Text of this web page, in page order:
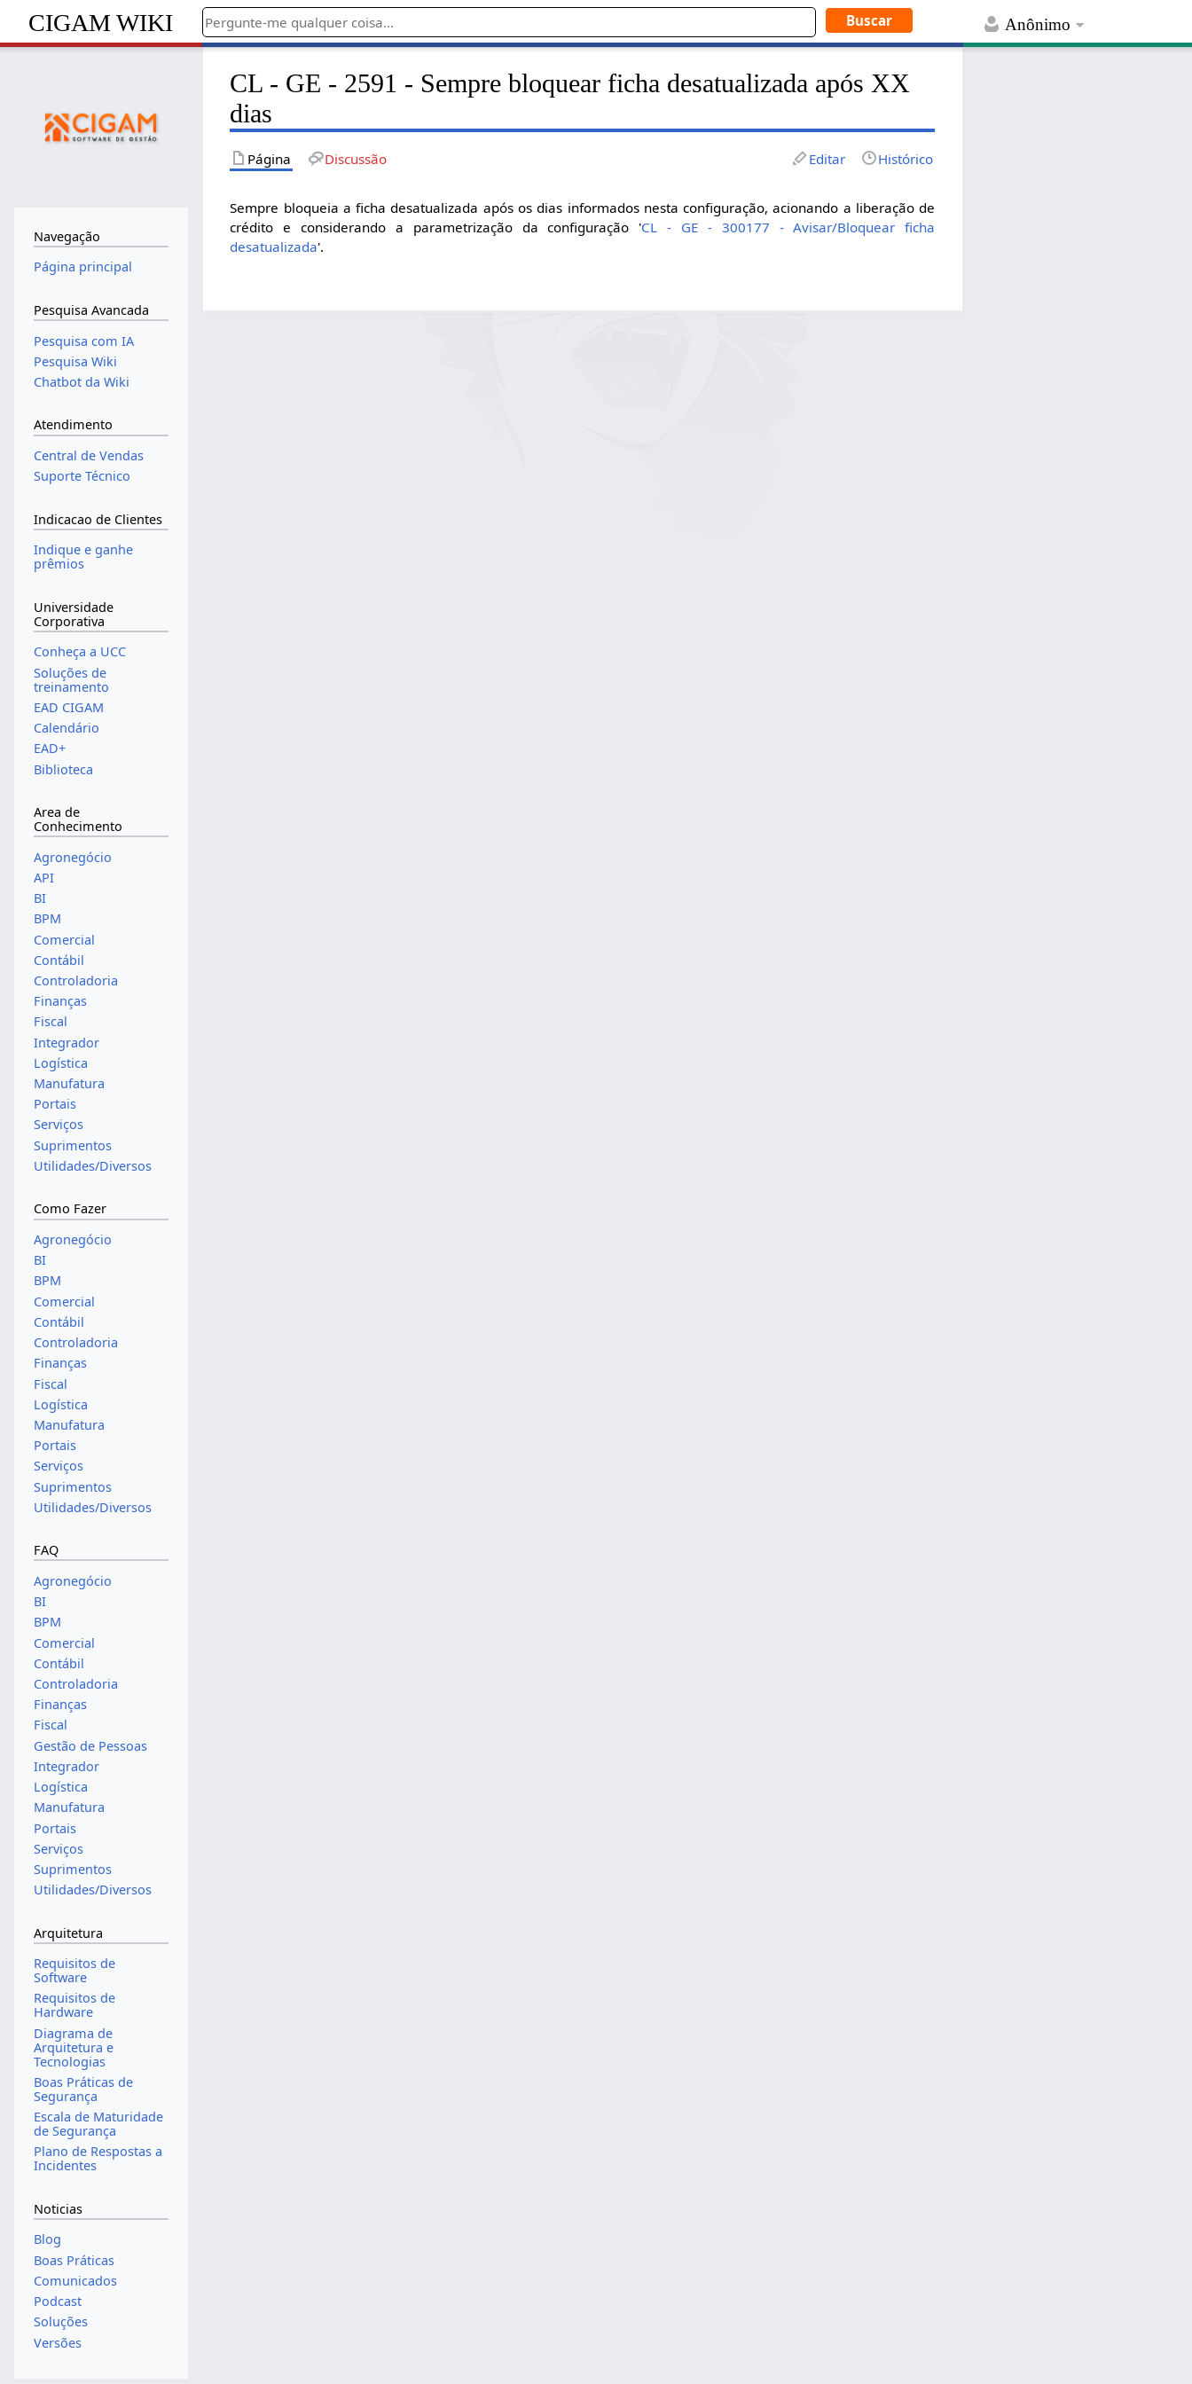
Anônimo
CIGAM WIKI
CL - GE - 2591 - Sempre bloquear ficha desatualizada após XX
dias
Página Discussão Editar Histórico
Sempre bloqueia a ficha desatualizada após os dias informados nesta configuração, acionando a liberação de
crédito e considerando a parametrização da configuração 'CL - GE - 300177 - Avisar/Bloquear ficha
desatualizada'.
Navegação
Página principal
Pesquisa Avancada
Pesquisa com IA
Pesquisa Wiki
Chatbot da Wiki
Atendimento
Central de Vendas
Suporte Técnico
Indicacao de Clientes
Indique e ganhe
prêmios
Universidade
Corporativa
Conheça a UCC
Soluções de
treinamento
EAD CIGAM
Calendário
EAD+
Biblioteca
Area de
Conhecimento
Agronegócio
API
BI
BPM
Comercial
Contábil
Controladoria
Finanças
Fiscal
Integrador
Logística
Manufatura
Portais
Serviços
Suprimentos
Utilidades/Diversos
Como Fazer
Agronegócio
BI
BPM
Comercial
Contábil
Controladoria
Finanças
Fiscal
Logística
Manufatura
Portais
Serviços
Suprimentos
Utilidades/Diversos
FAQ
Agronegócio
BI
BPM
Comercial
Contábil
Controladoria
Finanças
Fiscal
Gestão de Pessoas
Integrador
Logística
Manufatura
Portais
Serviços
Suprimentos
Utilidades/Diversos
Arquitetura
Requisitos de
Software
Requisitos de
Hardware
Diagrama de
Arquitetura e
Tecnologias
Boas Práticas de
Segurança
Escala de Maturidade
de Segurança
Plano de Respostas a
Incidentes
Noticias
Blog
Boas Práticas
Comunicados
Podcast
Soluções
Versões